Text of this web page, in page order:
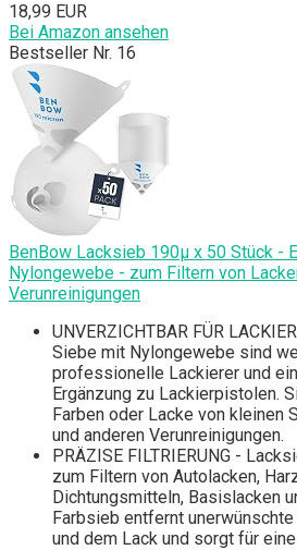
18,99 EUR
Bei Amazon ansehen
Bestseller Nr. 16
BenBow Lacksieb 190µ x 50 Stück -
Nylongewebe - zum Filtern von
Verunreinigungen
UNVERZICHTBAR FÜR
Siebe mit Nylongewebe sind
professionelle Lackierer und
Ergänzung zu Lackierpistolen.
Farben oder Lacke von kleinen
und anderen Verunreinigungen.
PRÄZISE FILTRIERUNG -
zum Filtern von Autolacken,
Dichtungsmitteln, Basislacken
Farbsieb entfernt
und dem Lack und sorgt für